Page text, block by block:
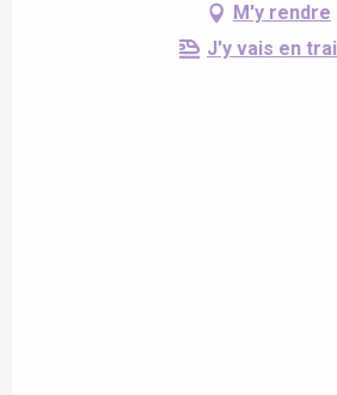
M'y rendre
J'y vais en